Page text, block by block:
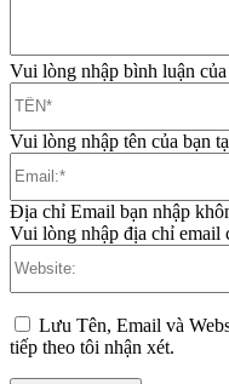
Vui lòng nhập bình luận
Vui lòng nhập tên của bạn
Địa chỉ Email bạn nhập
Vui lòng nhập địa chỉ email
Lưu Tên, Email và
tiếp theo tôi nhận xét.